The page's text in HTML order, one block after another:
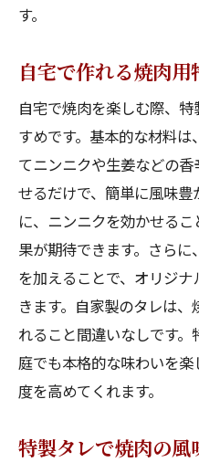
す。
自宅で作れる焼肉用
自宅で焼肉を楽しむ際、
すめです。基本的な材料
てニンニクや生姜などの
せるだけで、簡単に風味
に、ニンニクを効かせる
果が期待できます。さら
を加えることで、オリジ
きます。自家製のタレは
れること間違いなしです
庭でも本格的な味わいを
度を高めてくれます。
特製タレで焼肉の風